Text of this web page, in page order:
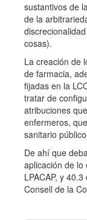
sustantivos de
de la
cosas).
La creación de
de farmacia,
fijadas en la
tratar de
atribuciones
enfermeros,
sanitario
De ahí que
aplicación de lo
LPACAP, y
Consell de la